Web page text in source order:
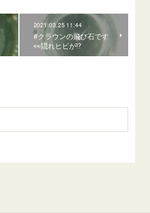
2021.03.25 11:44
#クラウンの飛び石です
👀隠れヒビが⁉️